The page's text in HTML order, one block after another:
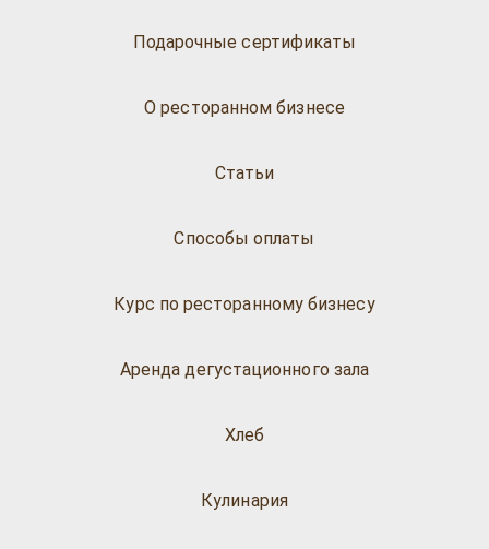
Подарочные сертификаты
О ресторанном бизнесе
Статьи
Способы оплаты
Курс по ресторанному бизнесу
Аренда дегустационного зала
Хлеб
Кулинария